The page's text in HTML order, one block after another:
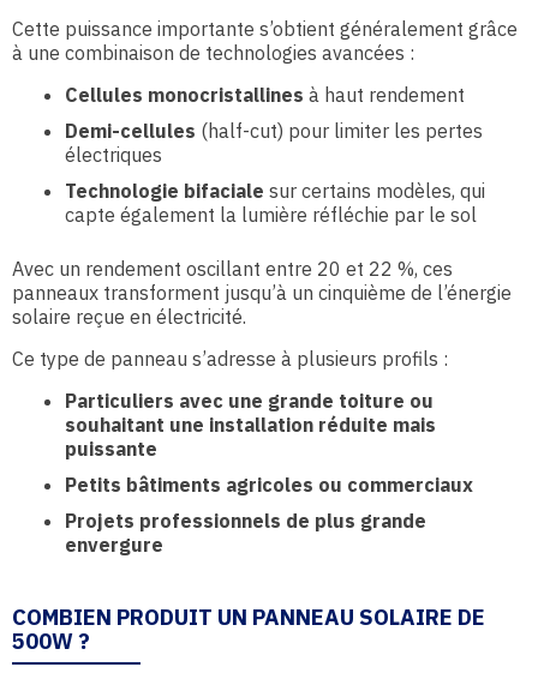
Cette puissance importante s’obtient généralement grâce
à une combinaison de technologies avancées :
Cellules monocristallines à haut rendement
Demi-cellules (half-cut) pour limiter les pertes
électriques
Technologie bifaciale sur certains modèles, qui
capte également la lumière réfléchie par le sol
Avec un rendement oscillant entre 20 et 22 %, ces
panneaux transforment jusqu’à un cinquième de l’énergie
solaire reçue en électricité.
Ce type de panneau s’adresse à plusieurs profils :
Particuliers avec une grande toiture ou
souhaitant une installation réduite mais
puissante
Petits bâtiments agricoles ou commerciaux
Projets professionnels de plus grande
envergure
COMBIEN PRODUIT UN PANNEAU SOLAIRE DE
500W ?